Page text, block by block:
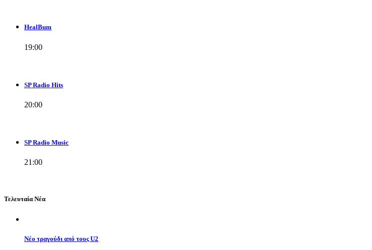
HealBum
19:00
SP Radio Hits
20:00
SP Radio Music
21:00
Τελευταία Νέα
Νέο τραγούδι από τους U2